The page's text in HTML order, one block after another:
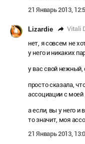
21 Январь 2013,
Lizardie Vitali
нет, я совсем не
у него и никаких
у вас свой
просто сказала,
ассоциации с
а если, вы у него и
то значит, моя
21 Январь 2013,